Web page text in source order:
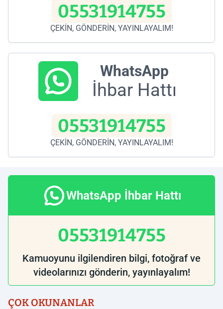
05531914755
ÇEKİN, GÖNDERİN, YAYINLAYALIM!
WhatsApp
İhbar Hattı
05531914755
ÇEKİN, GÖNDERİN, YAYINLAYALIM!
WhatsApp İhbar Hattı
05531914755
Kamuoyunu ilgilendiren bilgi, fotoğraf ve
videolarınızı gönderin, yayınlayalım!
ÇOK OKUNANLAR